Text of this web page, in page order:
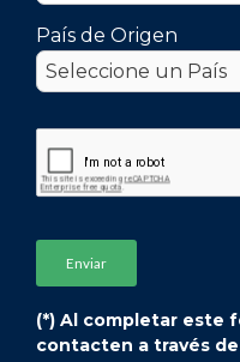
País de Origen
(*) Al completar este
contacten a través